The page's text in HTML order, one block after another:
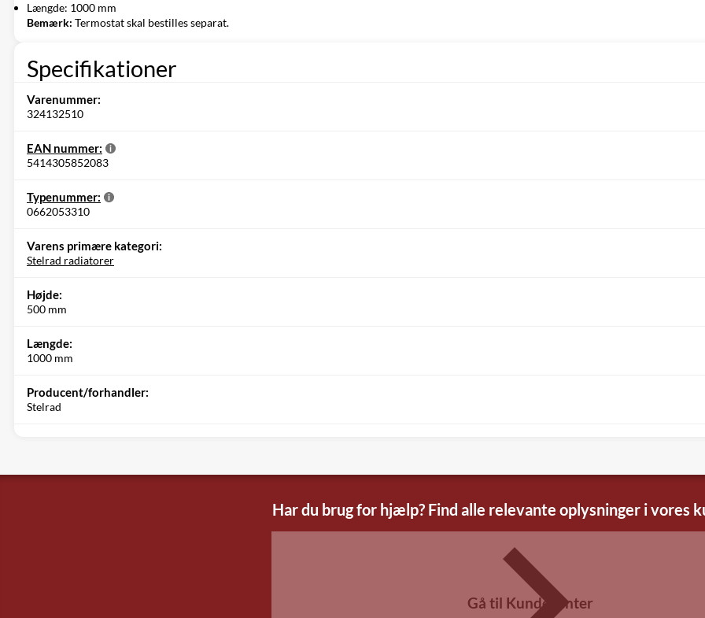
Længde: 1000 mm
Bemærk: Termostat skal bestilles separat.
Specifikationer
Varenummer:
324132510
EAN nummer:
5414305852083
Typenummer:
0662053310
Varens primære kategori:
Stelrad radiatorer
Højde:
500 mm
Længde:
1000 mm
Producent/forhandler:
Stelrad
Har du brug for hjælp? Find alle relevante oplysninger i vores
Gå til Kundecenter